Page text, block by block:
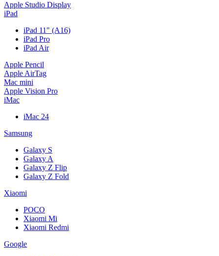
Apple Studio Display
iPad
iPad 11" (A16)
iPad Pro
iPad Air
Apple Pencil
Apple AirTag
Mac mini
Apple Vision Pro
iMac
iMac 24
Samsung
Galaxy S
Galaxy A
Galaxy Z Flip
Galaxy Z Fold
Xiaomi
POCO
Xiaomi Mi
Xiaomi Redmi
Google